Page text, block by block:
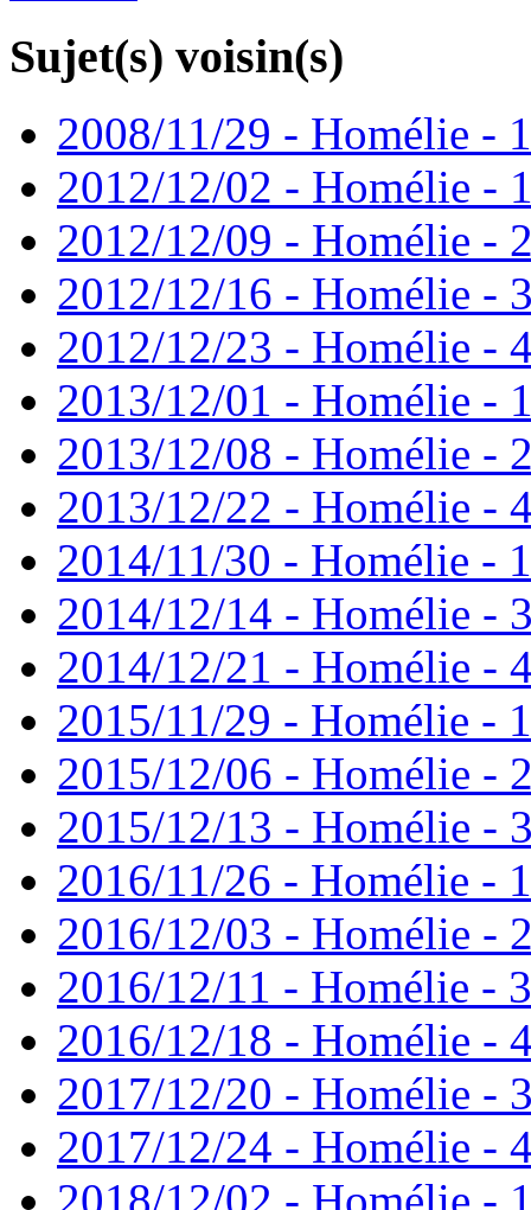
Sujet(s) voisin(s)
2008/11/29 - Homélie -
2012/12/02 - Homélie -
2012/12/09 - Homélie -
2012/12/16 - Homélie -
2012/12/23 - Homélie -
2013/12/01 - Homélie -
2013/12/08 - Homélie -
2013/12/22 - Homélie -
2014/11/30 - Homélie -
2014/12/14 - Homélie -
2014/12/21 - Homélie -
2015/11/29 - Homélie -
2015/12/06 - Homélie -
2015/12/13 - Homélie -
2016/11/26 - Homélie -
2016/12/03 - Homélie -
2016/12/11 - Homélie -
2016/12/18 - Homélie -
2017/12/20 - Homélie -
2017/12/24 - Homélie -
2018/12/02 - Homélie -